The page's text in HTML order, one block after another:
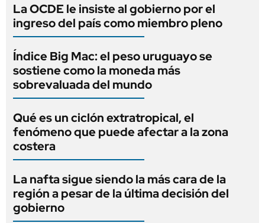
La OCDE le insiste al gobierno por el
ingreso del país como miembro pleno
Índice Big Mac: el peso uruguayo se
sostiene como la moneda más
sobrevaluada del mundo
Qué es un ciclón extratropical, el
fenómeno que puede afectar a la zona
costera
La nafta sigue siendo la más cara de la
región a pesar de la última decisión del
gobierno